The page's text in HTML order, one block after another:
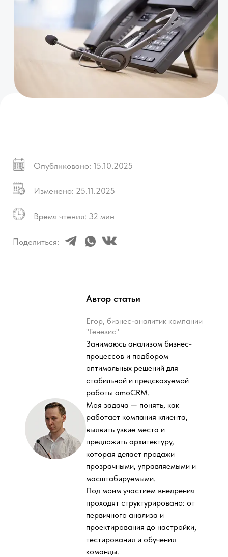
Опубликовано:15.10.2025
Автор статьи
Егор, бизнес-аналитик компании
"Генезис"
Занимаюсь анализом бизнес-
процессов и подбором
оптимальных решений для
стабильной и предсказуемой
работы amoCRM.
Моя задача — понять, как
работает компания клиента,
выявить узкие места и
предложить архитектуру,
которая делает продажи
прозрачными, управляемыми и
масштабируемыми.
Под моим участием внедрения
проходят структурировано: от
первичного анализа и
проектирования до настройки,
тестирования и обучения
команды.